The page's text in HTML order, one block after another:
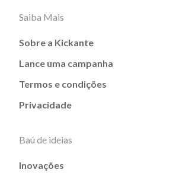
Saiba Mais
Sobre a Kickante
Lance uma campanha
Termos e condições
Privacidade
Baú de ideias
Inovações